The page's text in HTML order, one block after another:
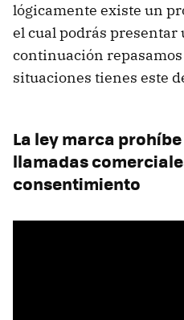
lógicamente existe un
el cual podrás presentar
continuación
situaciones tienes este
La ley marca
llamadas
consentimiento